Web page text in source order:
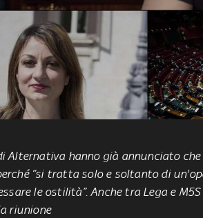
Alternativa hanno già annunciato
“si tratta solo e soltanto di
le ostilità”. Anche tra Lega e
riunione